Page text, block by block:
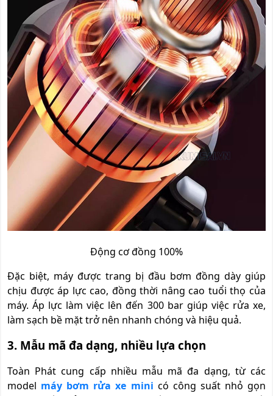
Động cơ đồng 100%
Đặc biệt, máy được trang bị đầu bơm đồng dày giúp
chịu được áp lực cao, đồng thời nâng cao tuổi thọ của
máy. Áp lực làm việc lên đến 300 bar giúp việc rửa xe,
làm sạch bề mặt trở nên nhanh chóng và hiệu quả.
3. Mẫu mã đa dạng, nhiều lựa chọn
Toàn Phát cung cấp nhiều mẫu mã đa dạng, từ các
model máy bơm rửa xe mini có công suất nhỏ gọn